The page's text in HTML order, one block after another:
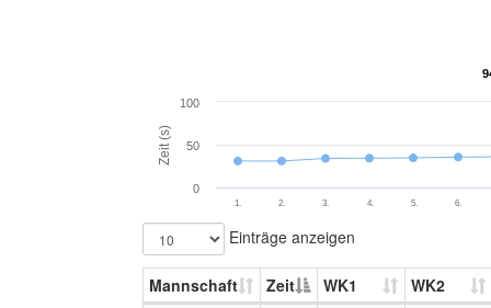
Zeit (s)
1. 2. 3. 4. 5. 6.
0
50
100
Einträge anzeigen
Mannschaft Zeit WK1 WK2